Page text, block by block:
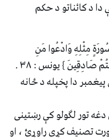
د کائناتو د حکم
مِثْلِهِ وَادْعُوا مَنِ
صَادِقِينَ } يونس : ۳۸ .
دا پخپله د ځانه
تور لګولو کې رښتینی
تصنیف کړی راوړئ ، او